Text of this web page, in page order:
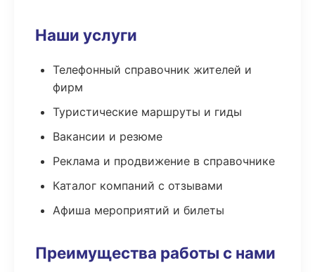
Наши услуги
Телефонный справочник жителей и
фирм
Туристические маршруты и гиды
Вакансии и резюме
Реклама и продвижение в справочнике
Каталог компаний с отзывами
Афиша мероприятий и билеты
Преимущества работы с нами